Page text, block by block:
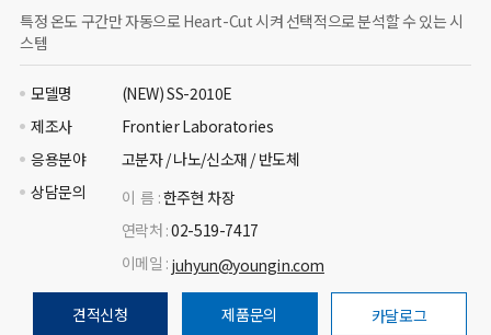
특정 온도 구간만 자동으로 Heart-Cut 시켜 선택적으로 분석할 수 있는 시
스템
모델명
(NEW) SS-2010E
제조사
Frontier Laboratories
응용분야
고분자 / 나노/신소재 / 반도체
상담문의
이 름 :한주현 차장
연락처 :02-519-7417
이메일 : juhyun@youngin.com
견적신청 제품문의 카달로그